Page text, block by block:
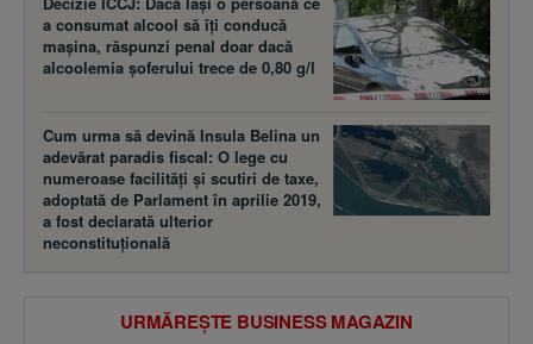
a consumat alcool să îţi conducă
maşina, răspunzi penal doar dacă
alcoolemia şoferului trece de 0,80 g/l
Cum urma să devină Insula Belina un
adevărat paradis fiscal: O lege cu
numeroase facilităţi şi scutiri de taxe,
adoptată de Parlament în aprilie 2019,
a fost declarată ulterior
neconstituţională
URMĂREȘTE BUSINESS MAGAZIN